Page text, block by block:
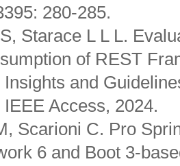
280-285.
Starace L L L.
of REST
and
Access, 2024.
Scarioni C. Pro
6 and Boot 3-